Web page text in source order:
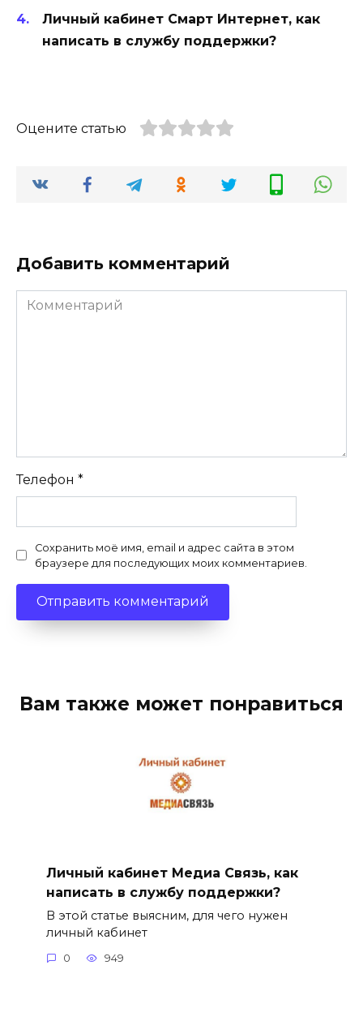
Личный кабинет Смарт Интернет, как
написать в службу поддержки?
Оцените статью
Добавить комментарий
Комментарий
Телефон *
Сохранить моё имя, email и адрес сайта в этом
браузере для последующих моих комментариев.
Вам также может понравиться
Личный кабинет Медиа Связь, как
написать в службу поддержки?
В этой статье выясним, для чего нужен
личный кабинет
0 949